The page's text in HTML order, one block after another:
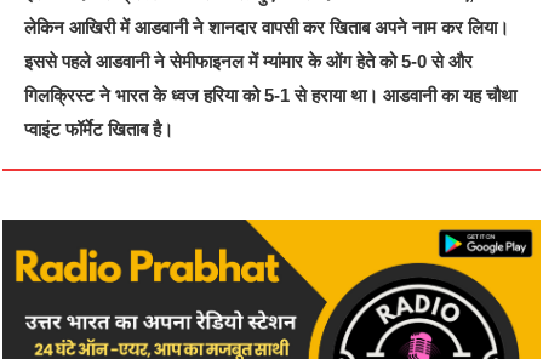
लेकिन आखिरी में आडवानी ने शानदार वापसी कर खिताब अपने नाम कर लिया।
इससे पहले आडवानी ने सेमीफाइनल में म्यांमार के ओंग हेते को 5-0 से और
गिलक्रिस्ट ने भारत के ध्वज हरिया को 5-1 से हराया था। आडवानी का यह चौथा
प्वाइंट फॉर्मेट खिताब है।